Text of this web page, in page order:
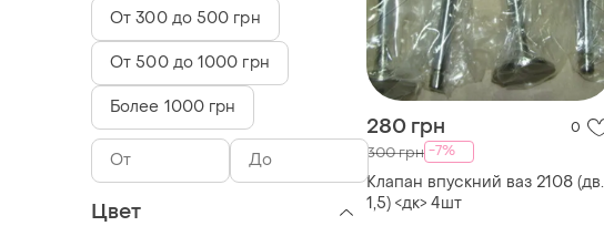
280 грн 0
300 грн -7%
Клапан впускний ваз 2108 (дв.
1,5) <дк> 4шт
От 300 до 500 грн
От 500 до 1000 грн
Более 1000 грн
Цвет